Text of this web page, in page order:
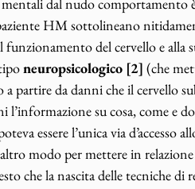
HM sottolineano
funzionamento del cervello e
neuropsicologico [2] (che
partire da danni che il cervello
l’informazione su cosa, come e
essere l’unica via d’accesso
modo per mettere in
che la nascita delle tecniche di